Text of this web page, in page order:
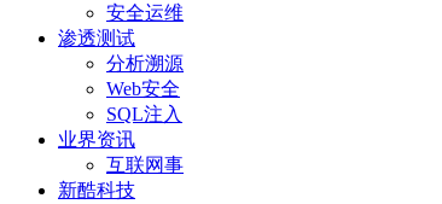
安全运维
渗透测试
分析溯源
Web安全
SQL注入
业界资讯
互联网事
新酷科技